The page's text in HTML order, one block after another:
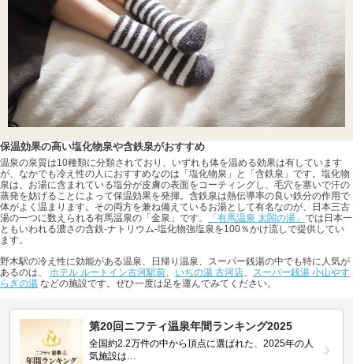
保温効果の高い塩化物泉や含鉄泉がおすすめ
温泉の泉質は10種類に分類されており、いずれも体を温める効果は有しています
が、なかでも冷え性の人におすすめなのは「塩化物泉」と「含鉄泉」です。塩化物
泉は、お湯に含まれている塩分が皮膚の表面をコーティングし、毛穴を塞いで汗の
蒸発を妨げることによって保温効果を発揮。含鉄泉は熱伝導率の良い鉄分の作用で
体がよく温まります。その両方を兼ね備えているお湯として有名なのが、日本三古
湯の一つに数えられる有馬温泉の「金泉」です。
「有馬温泉 太閤の湯」 では日本一
ともいわれる濃さの含鉄-ナトリウム-塩化物強塩泉を100％かけ流しで提供してい
ます。
野木駅の冷え性に効能がある温泉、日帰り温泉、スーパー銭湯の中でも特に人気が
あるのは、 ホテル ルートイン古河駅前 いちの湯 古河店
スーパー銭湯 小山やす
らぎの湯 などの施設です。ぜひ一度は足を運んでみてください。
第20回ニフティ温泉年間ランキング2025
全国約2.2万件の中から頂点に選ばれた、2025年の人
気施設は…